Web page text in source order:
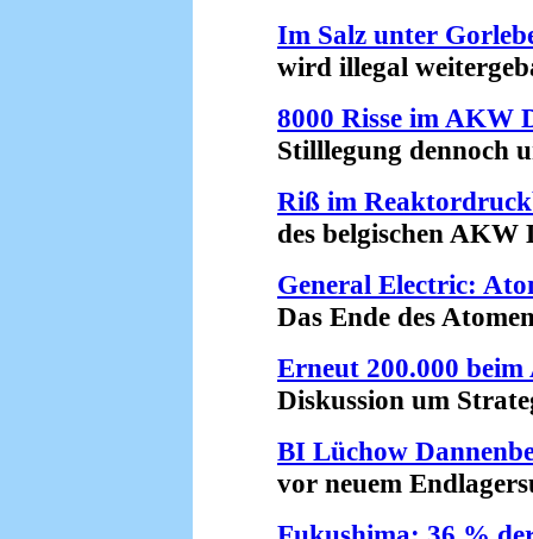
Im Salz unter
wird illegal
8000 Risse im AKW
Stilllegung dennoch
Riß im
des belgischen AKW
General Electric:
Das Ende des
Erneut 200.000
Diskussion um
BI Lüchow
vor neuem